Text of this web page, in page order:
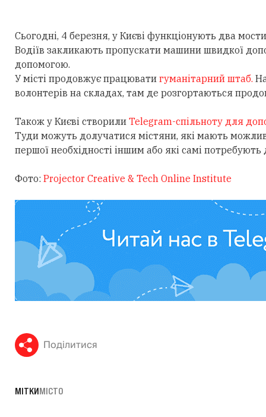
Сьогодні, 4 березня, у Києві функціонують два
Водіїв закликають пропускати машини швидкої
допомогою.
У місті продовжує працювати гуманітарний штаб.
волонтерів на складах, там де розгортаються
Також у Києві створили Telegram-спільноту для
Туди можуть долучатися містяни, які мають
першої необхідності іншим або які самі
Фото: Projector Creative & Tech Online Institute
Поділитися
МІТКИМІСТО